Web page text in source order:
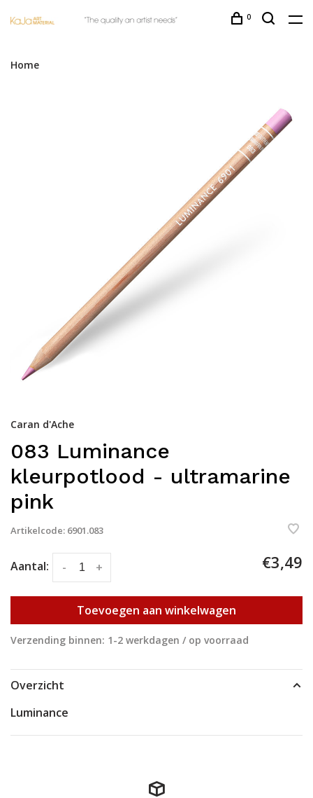
0
Home
Caran d'Ache
083 Luminance
kleurpotlood - ultramarine
pink
Artikelcode: 6901.083
Aantal: +
- €3,49
Toevoegen aan winkelwagen
Verzending binnen: 1-2 werkdagen / op voorraad
Overzicht
Luminance